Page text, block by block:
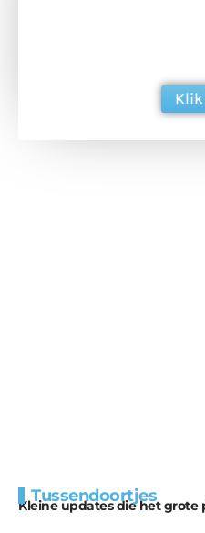
Tussendoortjes
Kleine updates die het grote
voor kabouters